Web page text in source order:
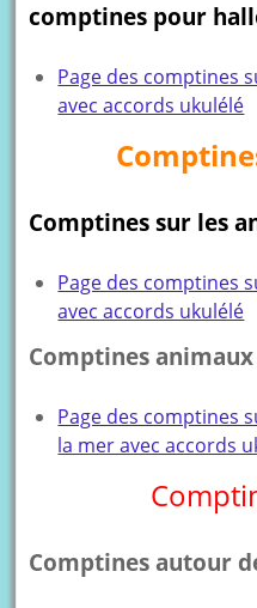
comptines pour
Page des comptines
avec accords ukulélé
Comptines sur les
Page des comptines
avec accords ukulélé
Comptines
Page des comptines
la mer avec accords
Comptines autour